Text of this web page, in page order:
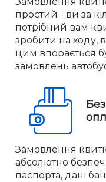
простий - ви за
потрібний вам
зробити на ходу,
цим впорається
замовлень
Замовлення
абсолютно
паспорта, дані